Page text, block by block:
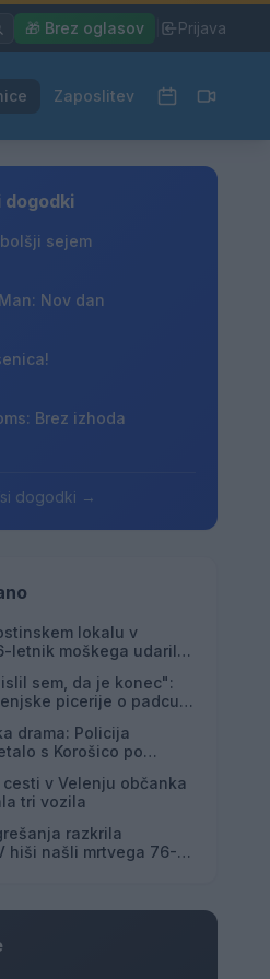
🎁 Brez oglasov Prijava
Zaposlitev
dogodki
sejem
Nov dan
Brez izhoda
dogodki →
lokalu v
letnik moškega udaril s
sem, da je konec":
picerije o padcu s
drama: Policija
s Korošico po
cesti v Velenju občanka
tri vozila
razkrila
hiši našli mrtvega 76-